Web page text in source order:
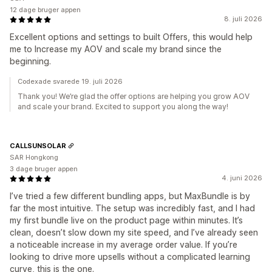
8. juli 2026
Excellent options and settings to built Offers, this would help
me to Increase my AOV and scale my brand since the
beginning.
12 dage bruger appen
Codexade svarede 19. juli 2026
Thank you! We’re glad the offer options are helping you grow AOV
and scale your brand. Excited to support you along the way!
4. juni 2026
I’ve tried a few different bundling apps, but MaxBundle is by
far the most intuitive. The setup was incredibly fast, and I had
my first bundle live on the product page within minutes. It’s
clean, doesn’t slow down my site speed, and I’ve already seen
a noticeable increase in my average order value. If you’re
looking to drive more upsells without a complicated learning
curve, this is the one.
CALLSUNSOLAR
SAR Hongkong
3 dage bruger appen